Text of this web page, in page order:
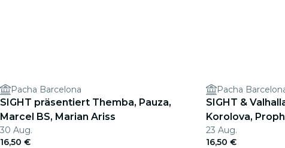
Pacha Barcelona
SIGHT präsentiert Themba, Pauza,
Marcel BS, Marian Ariss
30 Aug.
16,50 €
Pacha
SIGHT &
Korolova,
Rivellino
23 Aug.
16,50 €